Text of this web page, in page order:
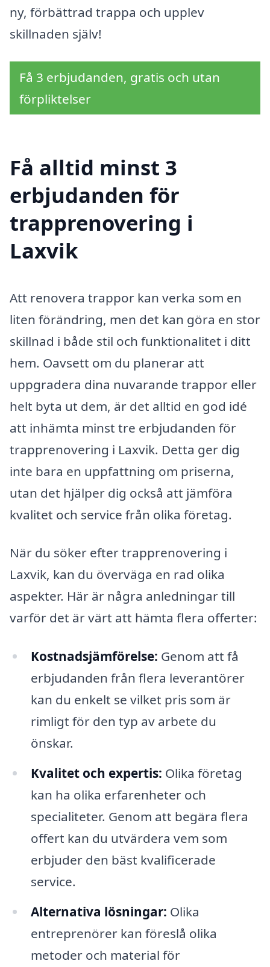
ny, förbättrad trappa och upplev
skillnaden själv!
Få 3 erbjudanden, gratis och utan
förpliktelser
Få alltid minst 3
erbjudanden för
trapprenovering i
Laxvik
Att renovera trappor kan verka som en
liten förändring, men det kan göra en stor
skillnad i både stil och funktionalitet i ditt
hem. Oavsett om du planerar att
uppgradera dina nuvarande trappor eller
helt byta ut dem, är det alltid en god idé
att inhämta minst tre erbjudanden för
trapprenovering i Laxvik. Detta ger dig
inte bara en uppfattning om priserna,
utan det hjälper dig också att jämföra
kvalitet och service från olika företag.
När du söker efter trapprenovering i
Laxvik, kan du överväga en rad olika
aspekter. Här är några anledningar till
varför det är värt att hämta flera offerter:
Kostnadsjämförelse: Genom att få
erbjudanden från flera leverantörer
kan du enkelt se vilket pris som är
rimligt för den typ av arbete du
önskar.
Kvalitet och expertis: Olika företag
kan ha olika erfarenheter och
specialiteter. Genom att begära flera
offert kan du utvärdera vem som
erbjuder den bäst kvalificerade
service.
Alternativa lösningar: Olika
entreprenörer kan föreslå olika
metoder och material för